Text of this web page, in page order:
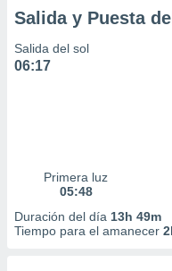
Salida y Puesta
Salida del sol
06:17
Primera luz
05:48
Duración del día 13h 49m
Tiempo para el amanecer